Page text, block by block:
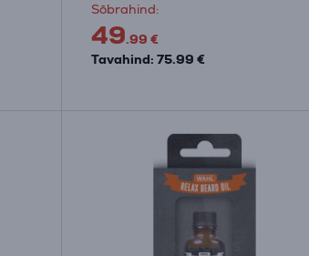
Sõbrahind:
49.99 €
Tavahind: 75.99 €